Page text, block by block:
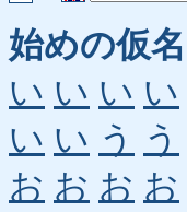
始めの仮名
い い い い
い い う う
お お お お